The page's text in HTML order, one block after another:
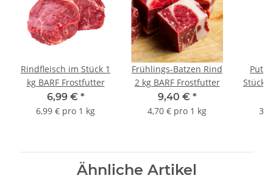
Rindfleisch im Stück 1
kg BARF Frostfutter
6,99 € *
6,99 € pro 1 kg
Frühlings-Batzen Rind
2 kg BARF Frostfutter
9,40 € *
4,70 € pro 1 kg
Stück
Ähnliche Artikel